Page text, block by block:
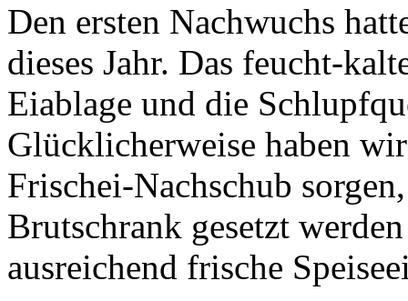
Den ersten Nachwuchs
dieses Jahr. Das feucht-
Eiablage und die
Glücklicherweise haben
Frischei-Nachschub
Brutschrank gesetzt
ausreichend frische